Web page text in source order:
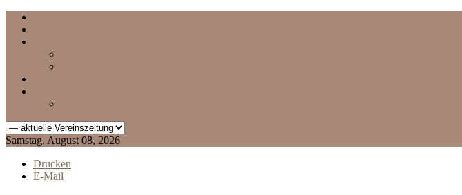
Samstag, August 08, 2026
Drucken
E-Mail